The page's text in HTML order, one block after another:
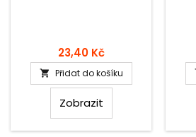
Cena
23,40 Kč
 Přidat do košíku
Zobrazit